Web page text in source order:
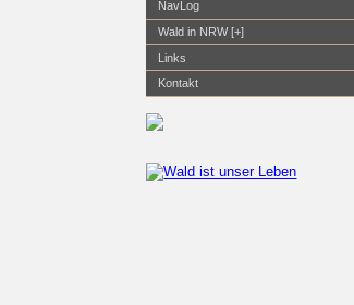
NavLog
Wald in NRW [+]
Links
Kontakt